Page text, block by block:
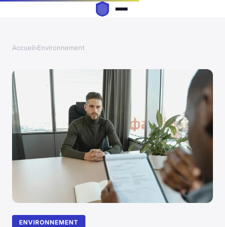
Accueil›Environnement
ENVIRONNEMENT